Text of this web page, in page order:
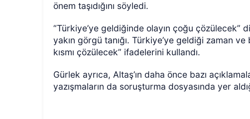
önem taşıdığını söyledi.
“Türkiye’ye geldiğinde olayın çoğu çözülecek”
yakın görgü tanığı. Türkiye’ye geldiği zaman
kısmı çözülecek” ifadelerini kullandı.
Gürlek ayrıca, Altaş’ın daha önce bazı
yazışmaların da soruşturma dosyasında yer